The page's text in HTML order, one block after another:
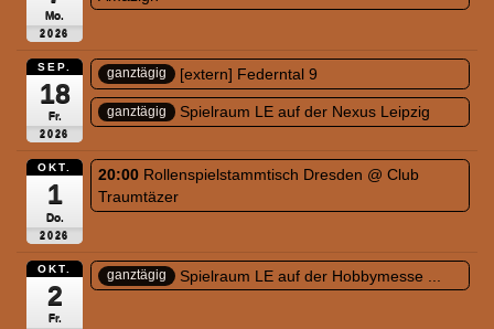
Mo.
2026
SEP.
18
Fr.
2026
ganztägig [extern] Federntal 9
ganztägig Spielraum LE auf der Nexus Leipzig
OKT.
1
Do.
2026
20:00 Rollenspielstammtisch Dresden @ Club
Traumtäzer
OKT.
2
Fr.
ganztägig Spielraum LE auf der Hobbymesse ...